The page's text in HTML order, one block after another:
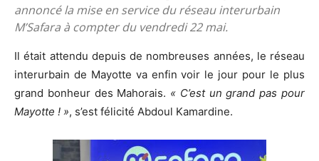
annoncé la mise en service du réseau interurbain
M’Safara à compter du vendredi 22 mai.
Il était attendu depuis de nombreuses années, le réseau
interurbain de Mayotte va enfin voir le jour pour le plus
grand bonheur des Mahorais. « C’est un grand pas pour
Mayotte ! », s’est félicité Abdoul Kamardine.